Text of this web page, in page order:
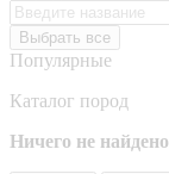
Выбрать все
Популярные
Каталог пород
Ничего не найдено